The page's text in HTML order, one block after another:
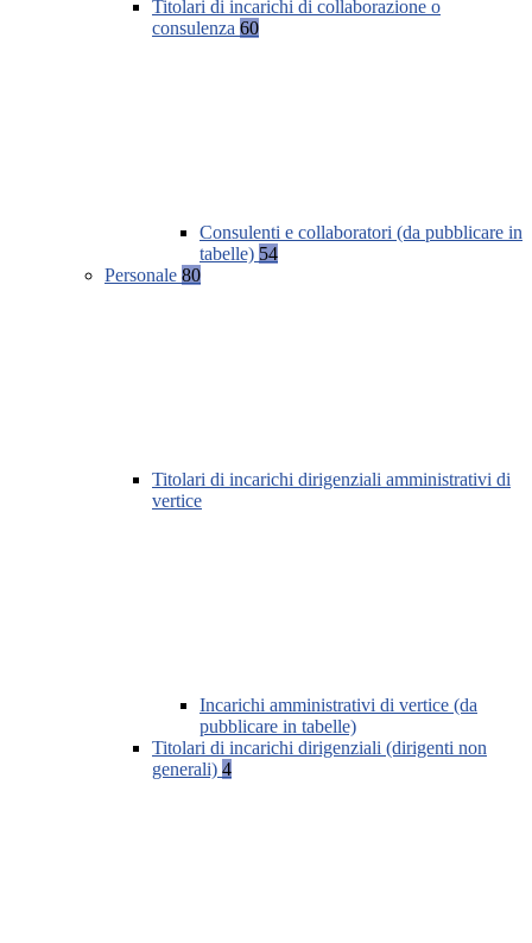
Titolari di incarichi di collaborazione o
consulenza 60
Consulenti e collaboratori (da pubblicare in
tabelle) 54
Personale 80
Titolari di incarichi dirigenziali amministrativi di
vertice
Incarichi amministrativi di vertice (da
pubblicare in tabelle)
Titolari di incarichi dirigenziali (dirigenti non
generali) 4